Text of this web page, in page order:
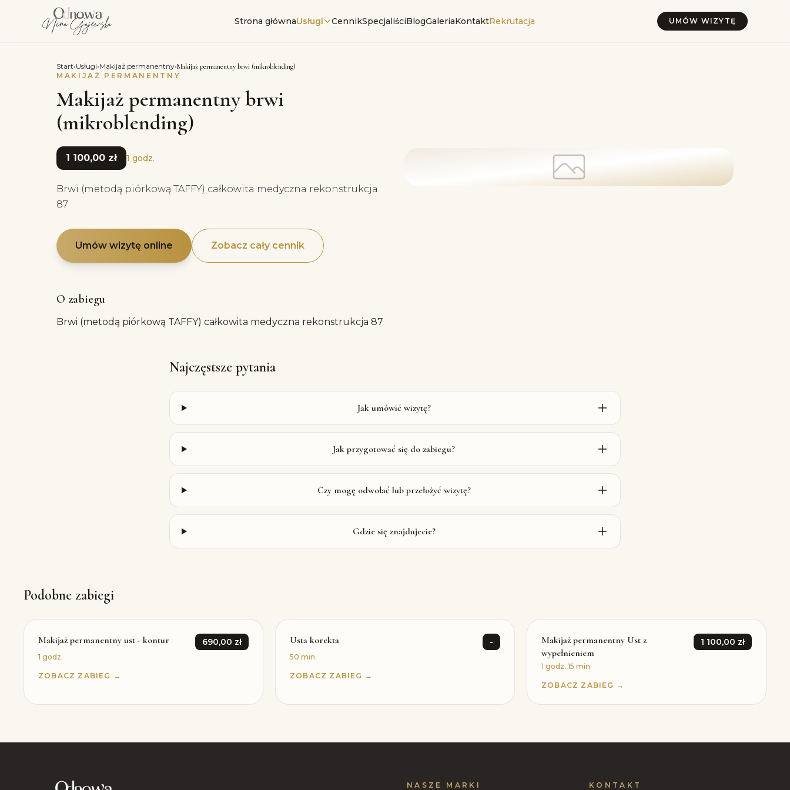
Strona głównaUsługi CennikSpecjaliściBlogGaleriaKontaktRekrutacja UMÓW WIZYTĘ
Start›Usługi›Makijaż permanentny›Makijaż permanentny brwi (mikroblending)
MAKIJAŻ PERMANENTNY
Makijaż permanentny brwi
(mikroblending)
1 100,00 zł 1 godz.
Brwi (metodą piórkową TAFFY) całkowita medyczna rekonstrukcja
87
Umów wizytę online Zobacz cały cennik
O zabiegu
Brwi (metodą piórkową TAFFY) całkowita medyczna rekonstrukcja 87
Najczęstsze pytania
Jak umówić wizytę?
Jak przygotować się do zabiegu?
Czy mogę odwołać lub przełożyć wizytę?
Gdzie się znajdujecie?
Podobne zabiegi
Makijaż permanentny ust - kontur 690,00 zł
1 godz.
ZOBACZ ZABIEG →
Usta korekta -
50 min
ZOBACZ ZABIEG →
Makijaż permanentny Ust z
wypełnieniem
1 100,00 zł
1 godz. 15 min
ZOBACZ ZABIEG →
NASZE MARKI KONTAKT